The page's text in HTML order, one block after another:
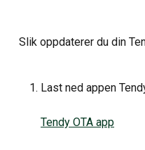
​Slik oppdaterer du din
Last ned appen
Tendy OTA app